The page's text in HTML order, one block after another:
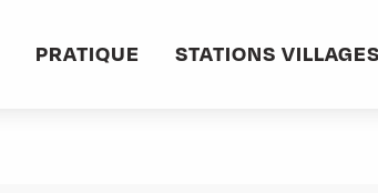
PRATIQUE STATIONS VILLAGES